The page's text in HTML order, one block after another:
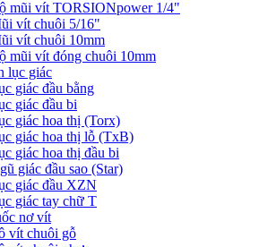
mũi vít TORSIONpower 1/4"
vít chuôi 5/16"
vít chuôi 10mm
mũi vít đóng chuôi 10mm
lục giác
giác đầu bằng
giác đầu bi
giác hoa thị (Torx)
giác hoa thị lỗ (TxB)
giác hoa thị đầu bi
giác đầu sao (Star)
giác đầu XZN
giác tay chữ T
nơ vít
vít chuôi gỗ